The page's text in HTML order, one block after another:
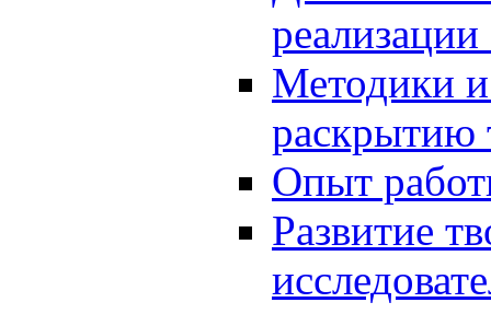
Методики
раскрытию
Опыт
Развитие